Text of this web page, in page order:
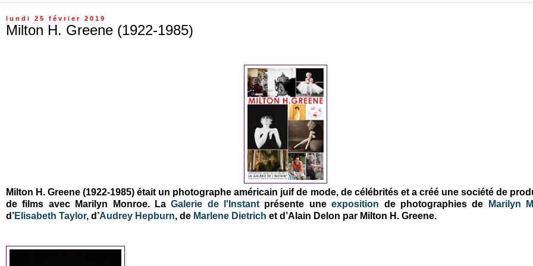
lundi 25 février 2019
Milton H. Greene (1922-1985)
Milton H. Greene (1922-1985) était un photographe américain juif de mode, de célébrités et a créé une société de
de films avec Marilyn Monroe. LaGalerie de l'Instant présente uneexposition de photographies de Marilyn
d’Elisabeth Taylor, d’Audrey Hepburn, de Marlene Dietrich et d’Alain Delon par Milton H. Greene.